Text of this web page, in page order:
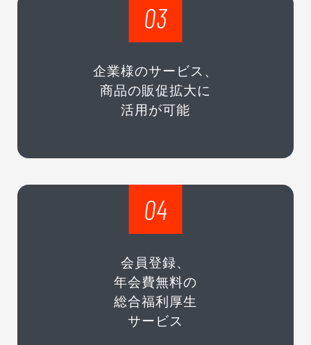
03
企業様のサービス、
商品の販促拡大に
活用が可能
04
会員登録、
年会費無料の
総合福利厚生
サービス